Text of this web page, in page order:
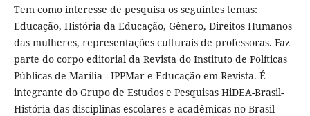
Tem como interesse de pesquisa os seguintes temas:
Educação, História da Educação, Gênero, Direitos Humanos
das mulheres, representações culturais de professoras. Faz
parte do corpo editorial da Revista do Instituto de Políticas
Públicas de Marília - IPPMar e Educação em Revista. É
integrante do Grupo de Estudos e Pesquisas HiDEA-Brasil-
História das disciplinas escolares e acadêmicas no Brasil